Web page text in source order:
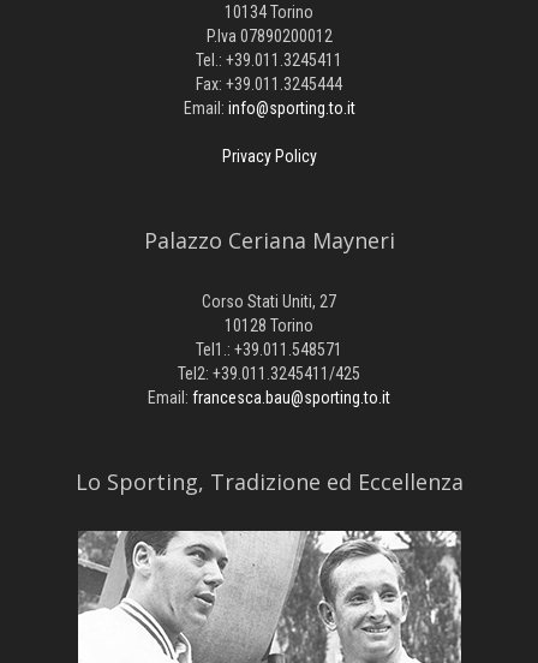
10134 Torino
P.Iva 07890200012
Tel.: +39.011.3245411
Fax: +39.011.3245444
Email: info@sporting.to.it
Privacy Policy
Palazzo Ceriana Mayneri
Corso Stati Uniti, 27
10128 Torino
Tel1.: +39.011.548571
Tel2: +39.011.3245411/425
Email: francesca.bau@sporting.to.it
​Lo Sporting, Tradizione ed Eccellenza